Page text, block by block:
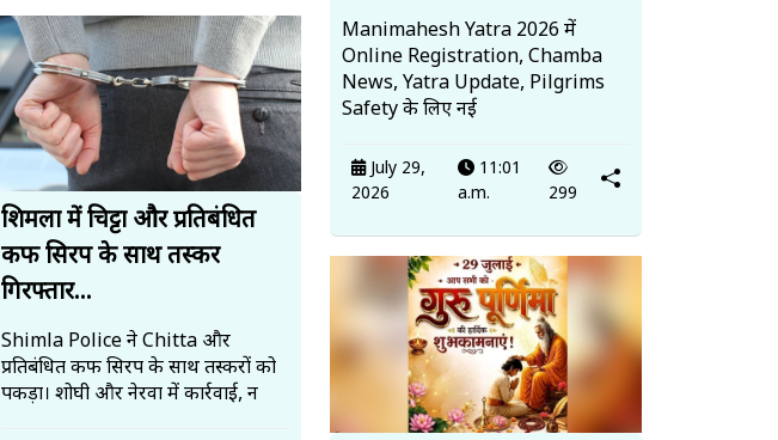
शिमला में चिट्टा और प्रतिबंधित
कफ सिरप के साथ तस्कर
गिरफ्तार...
Shimla Police ने Chitta और
प्रतिबंधित कफ सिरप के साथ तस्करों को
पकड़ा। शोघी और नेरवा में कार्रवाई, न
Manimahesh Yatra 2026 में
Online Registration, Chamba
News, Yatra Update, Pilgrims
Safety के लिए नई
July 29,
2026
11:01
a.m.
299